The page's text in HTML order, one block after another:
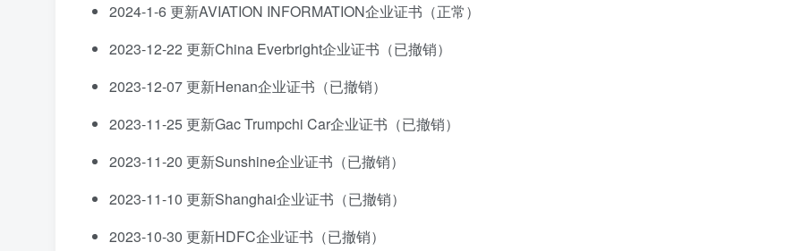
2024-1-6 更新AVIATION INFORMATION企业证书（正常）
2023-12-22 更新China Everbright企业证书（已撤销）
2023-12-07 更新Henan企业证书（已撤销）
2023-11-25 更新Gac Trumpchi Car企业证书（已撤销）
2023-11-20 更新Sunshine企业证书（已撤销）
2023-11-10 更新Shanghai企业证书（已撤销）
2023-10-30 更新HDFC企业证书（已撤销）